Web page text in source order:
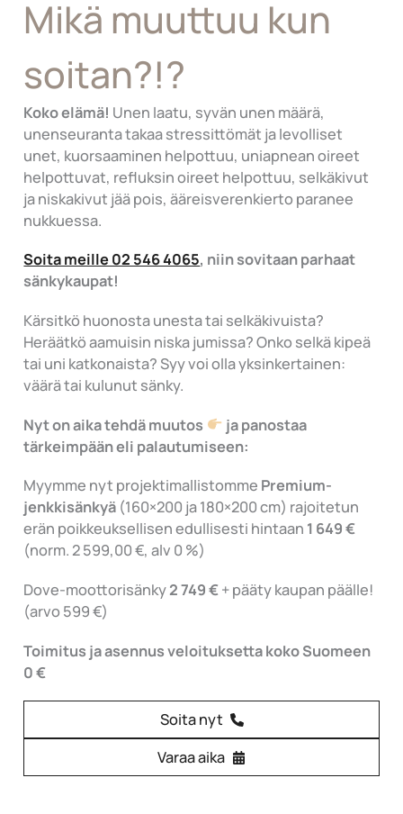
Mikä muuttuu kun
soitan?!?
Koko elämä! Unen laatu, syvän unen määrä,
unenseuranta takaa stressittömät ja levolliset
unet, kuorsaaminen helpottuu, uniapnean oireet
helpottuvat, refluksin oireet helpottuu, selkäkivut
ja niskakivut jää pois, ääreisverenkierto paranee
nukkuessa.
Soita meille 02 546 4065, niin sovitaan parhaat
sänkykaupat!
Kärsitkö huonosta unesta tai selkäkivuista?
Heräätkö aamuisin niska jumissa? Onko selkä kipeä
tai uni katkonaista? Syy voi olla yksinkertainen:
väärä tai kulunut sänky.
Nyt on aika tehdä muutos
ja panostaa
tärkeimpään eli palautumiseen:
Myymme nyt projektimallistomme Premium-
jenkkisänkyä (160×200 ja 180×200 cm) rajoitetun
erän poikkeuksellisen edullisesti hintaan 1 649 €
(norm. 2 599,00 €, alv 0 %)
Dove-moottorisänky2 749 €+ pääty kaupan päälle!
(arvo 599 €)
Toimitus ja asennus veloituksetta koko Suomeen
0 €
Soita nyt
Varaa aika